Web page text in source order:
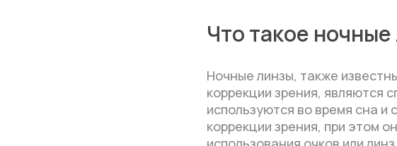
Что такое
Ночные линзы, также
коррекции зрения, являются
используются во время сна
коррекции зрения, при этом